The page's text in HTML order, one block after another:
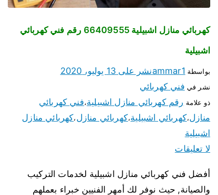
كهربائي منازل اشبيلية 66409555 رقم فني كهربائي
اشبيلية
بواسطة ammar1نشر على 13 يوليو، 2020
نشر في فني كهربائي
ذو علامة رقم كهربائي منازل اشبيلية،فني كهربائي
منازل،كهربائي اشبيلية،كهربائي منازل،كهربائي منازل
اشبيلية
لا تعليقات
أفضل فني كهربائي منازل اشبيلية لخدمات التركيب
والصيانة, حيث نوفر لك أمهر الفنيين خبراء بعملهم